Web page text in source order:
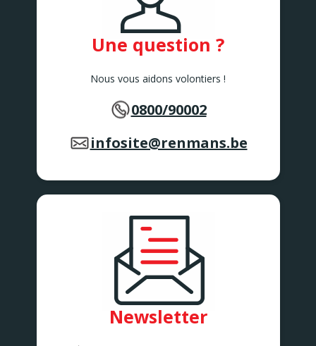
Une question ?
Nous vous aidons volontiers !
0800/90002
infosite@renmans.be
Newsletter